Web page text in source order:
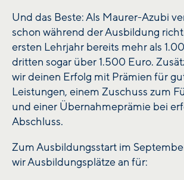
Und das Beste: Als Maurer-Azubi
schon während der Ausbildung
ersten Lehrjahr bereits mehr als
dritten sogar über 1.500 Euro.
wir deinen Erfolg mit Prämien für
Leistungen, einem Zuschuss zum
und einer Übernahmeprämie bei
Abschluss.
Zum Ausbildungsstart im
wir Ausbildungsplätze an für: